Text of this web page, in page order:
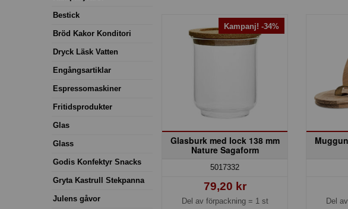
Bestick
Bröd Kakor Konditori
Dryck Läsk Vatten
Engångsartiklar
Espressomaskiner
Fritidsprodukter
Glas
Glass
Godis Konfektyr Snacks
Gryta Kastrull Stekpanna
Julens gåvor
Kampanj! -34%
Glasburk med lock 138 mm
Nature Sagaform
5017332
79,20 kr
Del av förpackning = 1 st Del